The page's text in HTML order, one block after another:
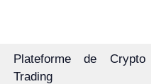
Plateforme de Crypto
Trading